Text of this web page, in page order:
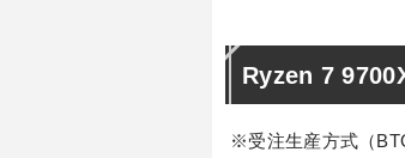
Ryzen 7
※受注生産方式（